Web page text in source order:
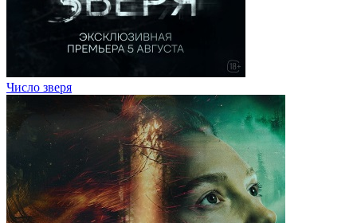
Число зверя